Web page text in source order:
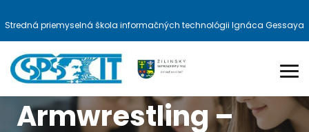
Stredná priemyselná škola informačných technológii Ignáca Gessaya
Armwrestling –